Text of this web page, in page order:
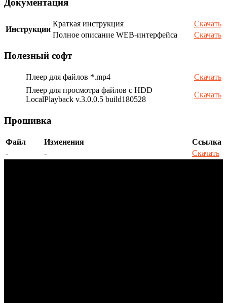
Документация
Инструкции
Краткая инструкция
Скачать
Полное описание WEB-интерфейса
Скачать
Полезный софт
Плеер для файлов *.mp4
Скачать
Плеер для просмотра файлов с HDD
LocalPlayback v.3.0.0.5 build180528
Скачать
Прошивка
Файл Изменения
Ссылка
-
- Скачать